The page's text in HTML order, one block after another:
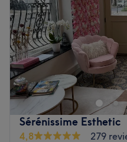
Zaterdag
Zondag
La Maison Fezzaliest un
exclusivement réservé aux
esthétique
, notre salon
cadre chaleureux et de
découvrir notrelarge
alliant expertise,
Sérénissime Esthetic
4,8
279